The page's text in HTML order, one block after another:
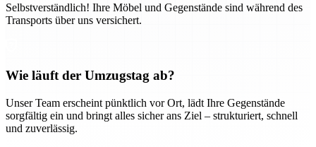
Selbstverständlich! Ihre Möbel und Gegenstände sind während des
Transports über uns versichert.
Wie läuft der Umzugstag ab?
Unser Team erscheint pünktlich vor Ort, lädt Ihre Gegenstände
sorgfältig ein und bringt alles sicher ans Ziel – strukturiert, schnell
und zuverlässig.